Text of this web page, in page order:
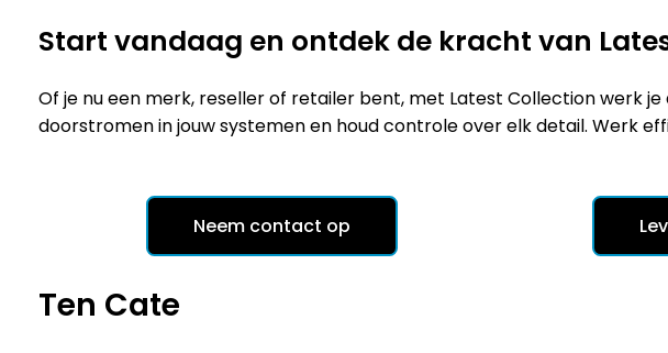
Start vandaag en ontdek de kracht van
Of je nu een merk, reseller of retailer bent, met Latest Collection
doorstromen in jouw systemen en houd controle over elk detail. Werk
Neem contact op
Ten Cate